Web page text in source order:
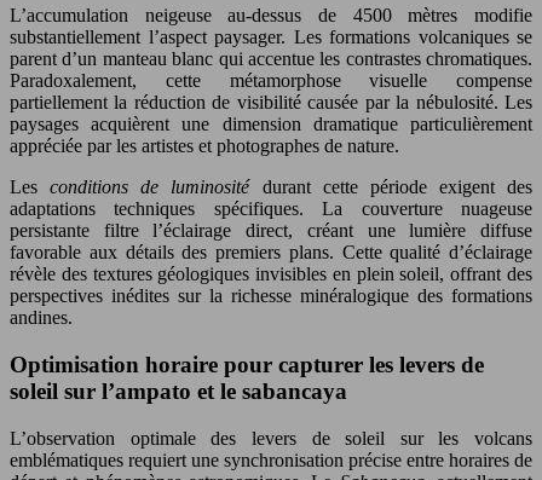
L’accumulation neigeuse au-dessus de 4500 mètres modifie
substantiellement l’aspect paysager. Les formations volcaniques se
parent d’un manteau blanc qui accentue les contrastes chromatiques.
Paradoxalement, cette métamorphose visuelle compense
partiellement la réduction de visibilité causée par la nébulosité. Les
paysages acquièrent une dimension dramatique particulièrement
appréciée par les artistes et photographes de nature.
Lesconditions de luminositédurant cette période exigent des
adaptations techniques spécifiques. La couverture nuageuse
persistante filtre l’éclairage direct, créant une lumière diffuse
favorable aux détails des premiers plans. Cette qualité d’éclairage
révèle des textures géologiques invisibles en plein soleil, offrant des
perspectives inédites sur la richesse minéralogique des formations
andines.
Optimisation horaire pour capturer les levers de
soleil sur l’ampato et le sabancaya
L’observation optimale des levers de soleil sur les volcans
emblématiques requiert une synchronisation précise entre horaires de